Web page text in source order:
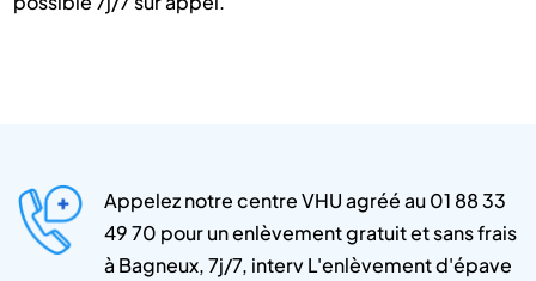
Appelez notre centre VHU agréé au 01 88 33
49 70 pour un enlèvement gratuit et sans frais
à Bagneux, 7j/7, interv L'enlèvement d'épave